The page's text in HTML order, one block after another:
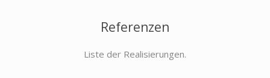
Referenzen
Liste der Realisierungen.